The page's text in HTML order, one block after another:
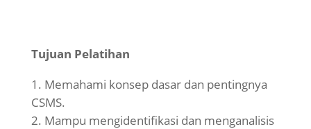
Tujuan Pelatihan
Memahami konsep dasar dan pentingnya
CSMS.
Mampu mengidentifikasi dan menganalisis